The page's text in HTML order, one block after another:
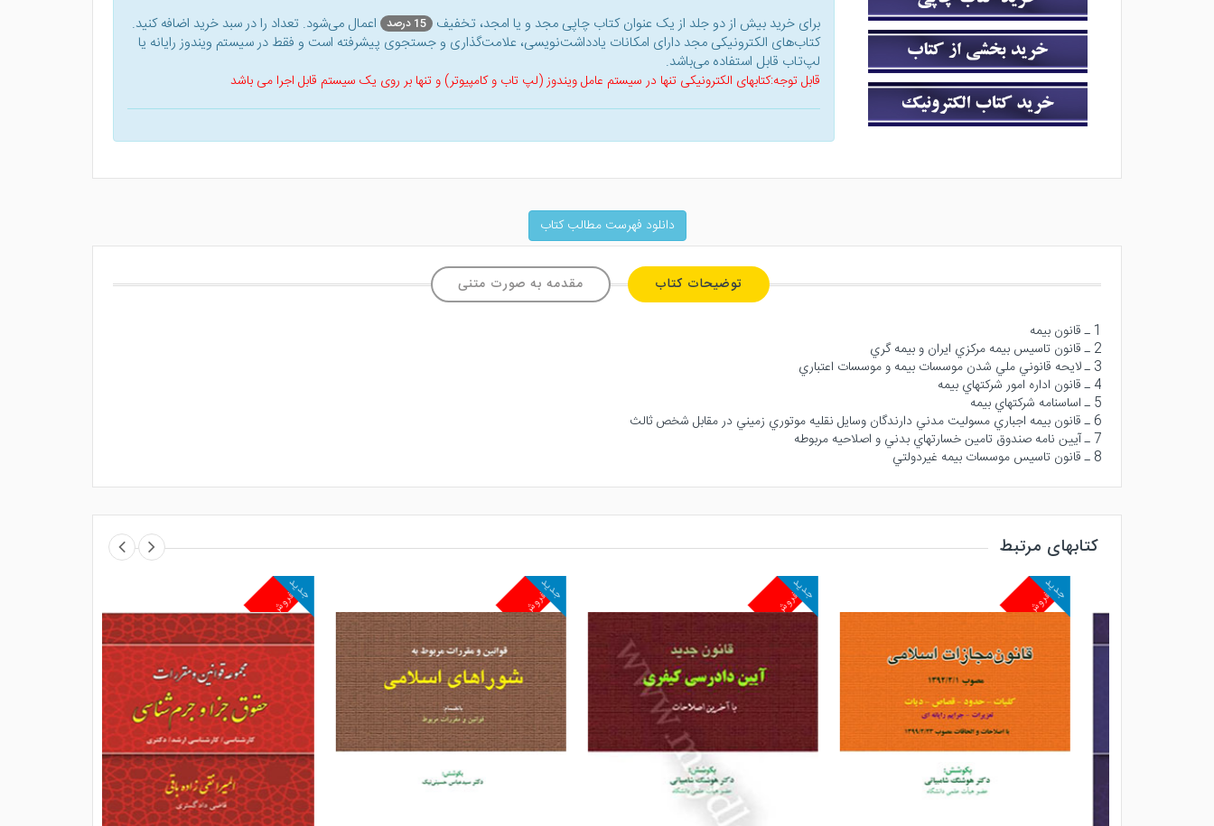
برای خرید بیش از دو جلد از یک عنوان کتاب‌ چاپی مجد و یا امجد، تخفیف 15 درصد
اعمال می‌شود. تعداد را در سبد خرید اضافه کنید.
کتاب‌های الکترونیکی مجد دارای امکانات یادداشت‌نویسی، علامت‌گذاری و جستجوی پیشرفته است و فقط در سیستم ویندوز رایانه یا
لپ‌تاب قابل استفاده می‌باشد.
قابل توجه:کتابهای الکترونیکی تنها در سیستم عامل ویندوز (لپ تاب و کامپیوتر) و تنها بر روی یک سیستم قابل اجرا می باشد
دانلود فهرست مطالب کتاب
توضیحات کتاب مقدمه به صورت متنی
1 ـ قانون بيمه
2 ـ قانون تاسيس بيمه مركزي ايران و بيمه گري
3 ـ لايحه قانوني ملي شدن موسسات بيمه و موسسات اعتباري
4 ـ قانون اداره امور شركتهاي بيمه
5 ـ اساسنامه شركتهاي بيمه
6 ـ قانون بيمه اجباري مسوليت مدني دارندگان وسايل نقليه موتوري زميني در مقابل شخص ثالث
7 ـ آيين نامه صندوق تامين خسارتهاي بدني و اصلاحيه مربوطه
8 ـ قانون تاسيس موسسات بيمه غيردولتي
کتابهای مرتبط
پرفروش پرفروش پرفروش پرفروش